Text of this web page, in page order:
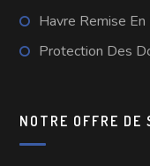
Havre Remise En
Protection Des
NOTRE OFFRE DE